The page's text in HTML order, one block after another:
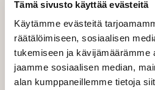
Tämä sivusto käyttää evästeitä
Käytämme evästeitä
räätälöimiseen, sosiaalisen
tukemiseen ja kävijämäärämme
jaamme sosiaalisen median,
alan kumppaneillemme tietoja
Valitse mukaan
(sis. työn ja
VERHOJEN MÄÄRÄ: